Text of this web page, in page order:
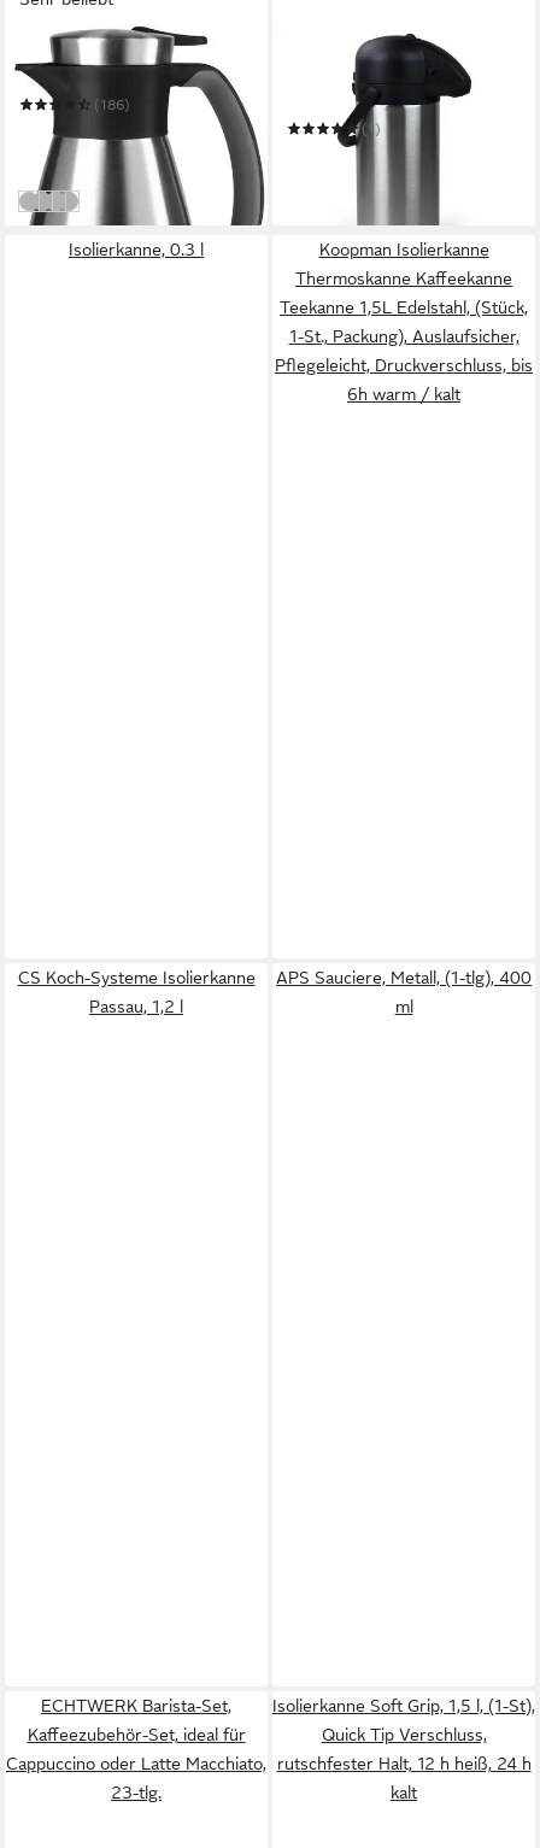
EMSA
Isolierkanne Soft Grip
(186)
ab 27,23 € 41,99 €
-35%
am nächsten Werktag bei dir
Edelstahl/Schwarz
Edelstahl/Blau
Edelstahl/Rot
Edelstahl/Pink
GRAVIDUS
Pump-Isolierkanne Edelstahl
Airport Pumpkanne
Thermoskanne
Fassungsvermögen 3 Liter
(1)
33,99 €
Isolierkanne, 0.3 l
Koopman Isolierkanne
Thermoskanne Kaffeekanne
Teekanne 1,5L Edelstahl, (Stück,
1-St., Packung), Auslaufsicher,
Pflegeleicht, Druckverschluss, bis
6h warm / kalt
CS Koch-Systeme Isolierkanne
Passau, 1,2 l
APS Sauciere, Metall, (1-tlg), 400
ml
ECHTWERK Barista-Set,
Kaffeezubehör-Set, ideal für
Cappuccino oder Latte Macchiato,
23-tlg.
Isolierkanne Soft Grip, 1,5 l, (1-St),
Quick Tip Verschluss,
rutschfester Halt, 12 h heiß, 24 h
kalt